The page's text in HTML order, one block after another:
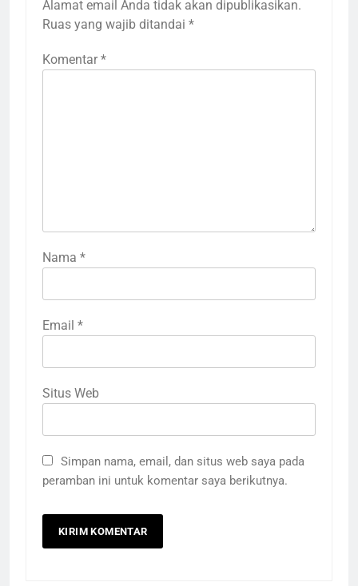
Alamat email Anda tidak akan dipublikasikan.
Ruas yang wajib ditandai *
Komentar *
Nama *
Email *
Situs Web
Simpan nama, email, dan situs web saya pada
peramban ini untuk komentar saya berikutnya.